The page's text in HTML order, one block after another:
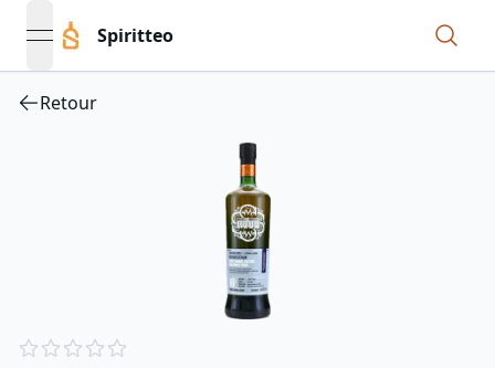
open navigation menu
Spiritteo
Retour
Reviews